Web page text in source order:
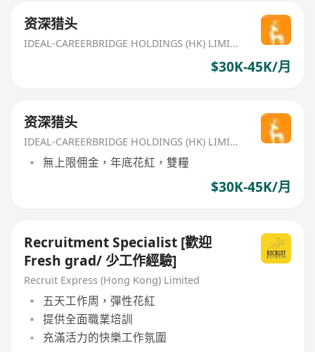
资深猎头
IDEAL-CAREERBRIDGE HOLDINGS (HK) LIMITED
$30K-45K/月
资深猎头
IDEAL-CAREERBRIDGE HOLDINGS (HK) LIMITED
無上限佣金，年底花紅，雙糧
$30K-45K/月
Recruitment Specialist [歡迎
Fresh grad/ 少工作經驗]
Recruit Express (Hong Kong) Limited
五天工作周，彈性花紅
提供全面職業培訓
充滿活力的快樂工作氛圍